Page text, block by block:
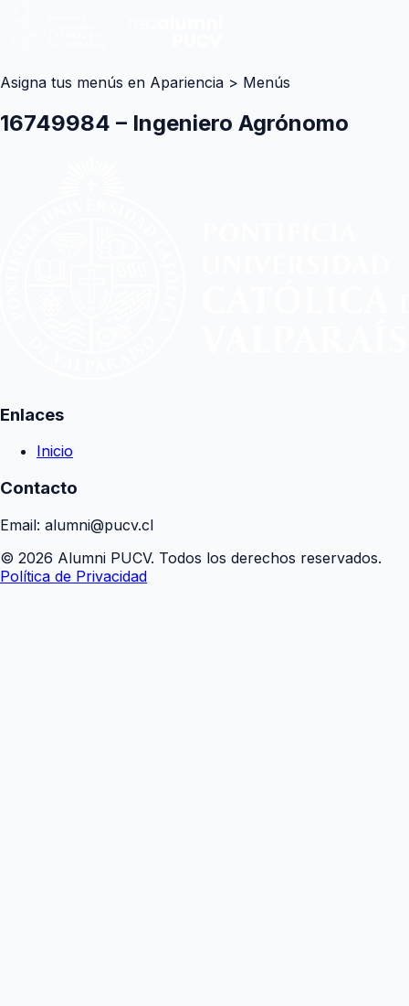
Asigna tus menús en Apariencia > Menús
16749984 – Ingeniero Agrónomo
Enlaces
Inicio
Contacto
Email: alumni@pucv.cl
© 2026 Alumni PUCV. Todos los derechos reservados.
Política de Privacidad